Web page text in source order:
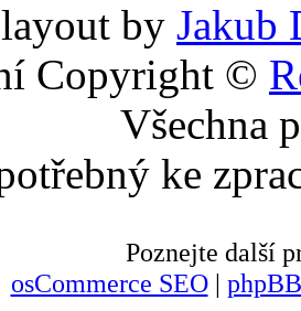
by Jakub
Copyright ©
Všechna
ke
Poznejte další
osCommerce SEO|